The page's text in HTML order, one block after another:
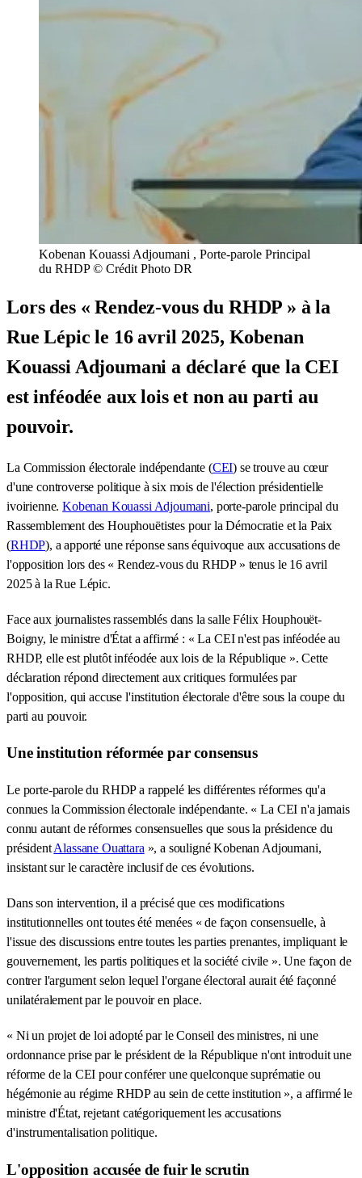
Kobenan Kouassi Adjoumani , Porte-parole Principal
du RHDP © Crédit Photo DR
Lors des « Rendez-vous du RHDP » à la
Rue Lépic le 16 avril 2025, Kobenan
Kouassi Adjoumani a déclaré que la CEI
est inféodée aux lois et non au parti au
pouvoir.
La Commission électorale indépendante (CEI) se trouve au cœur
d'une controverse politique à six mois de l'élection présidentielle
ivoirienne.Kobenan Kouassi Adjoumani, porte-parole principal du
Rassemblement des Houphouëtistes pour la Démocratie et la Paix
(RHDP), a apporté une réponse sans équivoque aux accusations de
l'opposition lors des « Rendez-vous du RHDP » tenus le 16 avril
2025 à la Rue Lépic.
Face aux journalistes rassemblés dans la salle Félix Houphouët-
Boigny, le ministre d'État a affirmé : « La CEI n'est pas inféodée au
RHDP, elle est plutôt inféodée aux lois de la République ». Cette
déclaration répond directement aux critiques formulées par
l'opposition, qui accuse l'institution électorale d'être sous la coupe du
parti au pouvoir.
Une institution réformée par consensus
Le porte-parole du RHDP a rappelé les différentes réformes qu'a
connues la Commission électorale indépendante. « La CEI n'a jamais
connu autant de réformes consensuelles que sous la présidence du
présidentAlassane Ouattara», a souligné Kobenan Adjoumani,
insistant sur le caractère inclusif de ces évolutions.
Dans son intervention, il a précisé que ces modifications
institutionnelles ont toutes été menées « de façon consensuelle, à
l'issue des discussions entre toutes les parties prenantes, impliquant le
gouvernement, les partis politiques et la société civile ». Une façon de
contrer l'argument selon lequel l'organe électoral aurait été façonné
unilatéralement par le pouvoir en place.
« Ni un projet de loi adopté par le Conseil des ministres, ni une
ordonnance prise par le président de la République n'ont introduit une
réforme de la CEI pour conférer une quelconque suprématie ou
hégémonie au régime RHDP au sein de cette institution », a affirmé le
ministre d'État, rejetant catégoriquement les accusations
d'instrumentalisation politique.
L'opposition accusée de fuir le scrutin